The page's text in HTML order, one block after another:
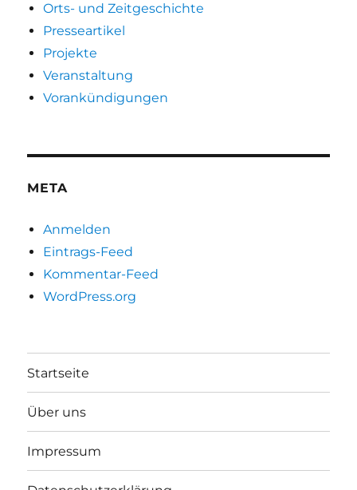
Orts- und Zeitgeschichte
Presseartikel
Projekte
Veranstaltung
Vorankündigungen
META
Anmelden
Eintrags-Feed
Kommentar-Feed
WordPress.org
Startseite
Über uns
Impressum